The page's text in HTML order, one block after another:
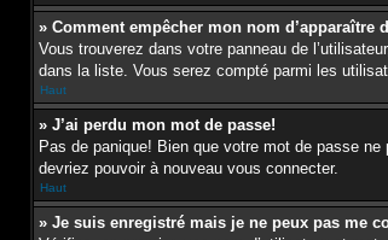
» Comment empêcher mon nom
Vous trouverez dans votre panneau de
dans la liste. Vous serez compté parmi les
Haut
» J’ai perdu mon mot de passe!
Pas de panique! Bien que votre mot de passe
devriez pouvoir à nouveau vous connecter.
Haut
» Je suis enregistré mais je ne peux pas me